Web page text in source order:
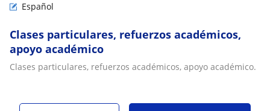
Español
Clases particulares, refuerzos académicos,
apoyo académico
Clases particulares, refuerzos académicos, apoyo académico.